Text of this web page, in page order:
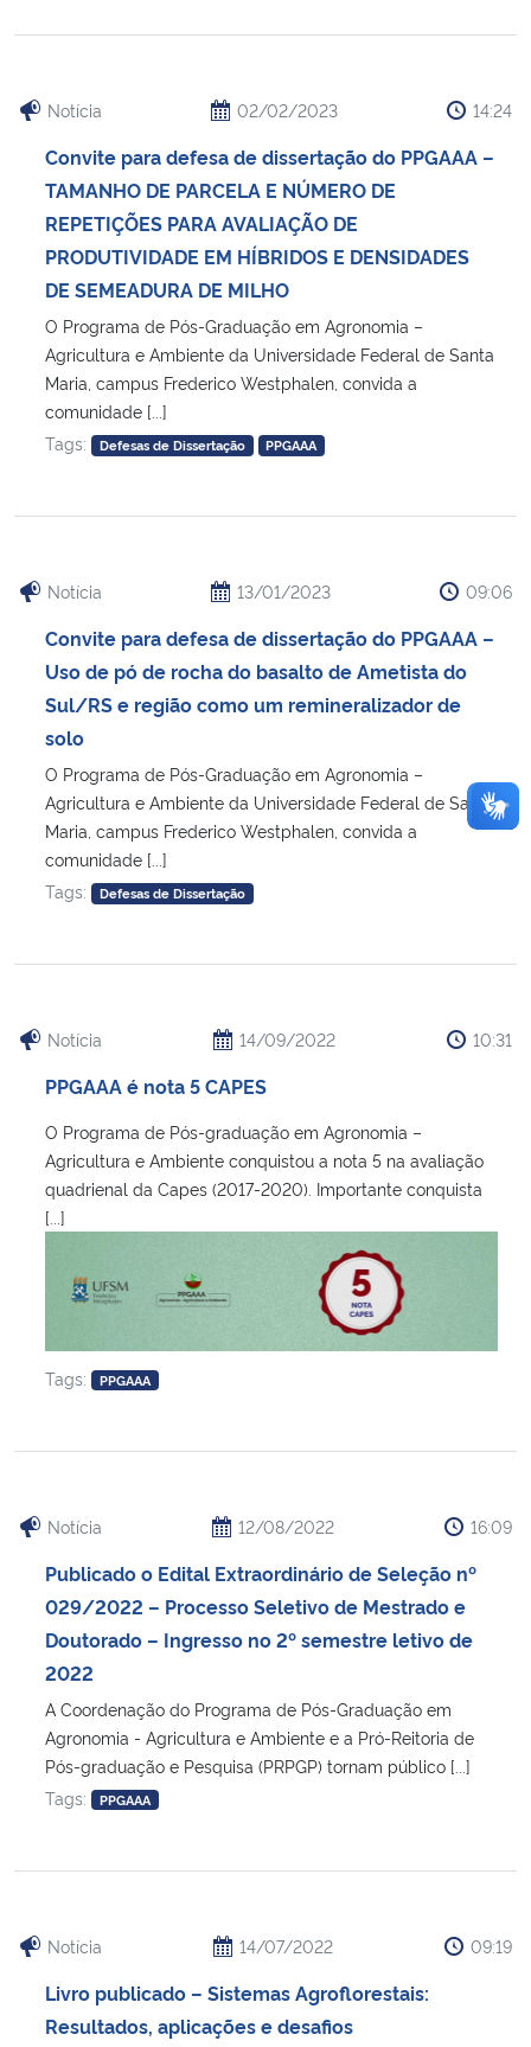
Notícia 02/02/2023 14:24
Convite para defesa de dissertação do PPGAAA –
TAMANHO DE PARCELA E NÚMERO DE
REPETIÇÕES PARA AVALIAÇÃO DE
PRODUTIVIDADE EM HÍBRIDOS E DENSIDADES
DE SEMEADURA DE MILHO
O Programa de Pós-Graduação em Agronomia –
Agricultura e Ambiente da Universidade Federal de Santa
Maria, campus Frederico Westphalen, convida a
comunidade [...]
Tags:
Defesas de Dissertação PPGAAA
Notícia 13/01/2023 09:06
Convite para defesa de dissertação do PPGAAA –
Uso de pó de rocha do basalto de Ametista do
Sul/RS e região como um remineralizador de
solo
O Programa de Pós-Graduação em Agronomia –
Agricultura e Ambiente da Universidade Federal de Santa
Maria, campus Frederico Westphalen, convida a
comunidade [...]
Tags:
Defesas de Dissertação
Notícia 14/09/2022 10:31
PPGAAA é nota 5 CAPES
O Programa de Pós-graduação em Agronomia –
Agricultura e Ambiente conquistou a nota 5 na avaliação
quadrienal da Capes (2017-2020). Importante conquista
[...]
Tags: PPGAAA
Notícia 12/08/2022 16:09
Publicado o Edital Extraordinário de Seleção nº
029/2022 – Processo Seletivo de Mestrado e
Doutorado – Ingresso no 2º semestre letivo de
2022
A Coordenação do Programa de Pós-Graduação em
Agronomia - Agricultura e Ambiente e a Pró-Reitoria de
Pós-graduação e Pesquisa (PRPGP) tornam público [...]
Tags:
PPGAAA
Notícia 14/07/2022 09:19
Livro publicado – Sistemas Agroflorestais:
Resultados, aplicações e desafios